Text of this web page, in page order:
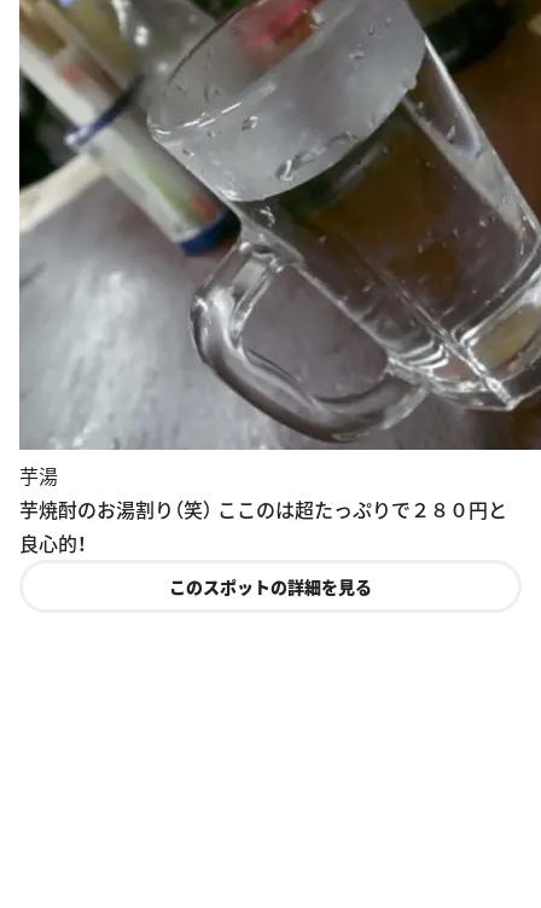
芋湯
芋焼酎のお湯割り（笑） ここのは超たっぷりで２８０円と
良心的！
このスポットの詳細を見る